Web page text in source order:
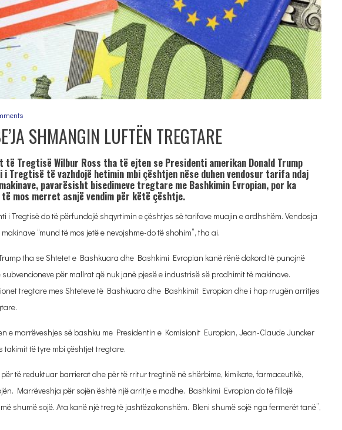
SHMANGIN LUFTËN TREGTARE
Tregtisë Wilbur Ross tha të ejten se Presidenti amerikan Donald Trump
i Tregtisë të vazhdojë hetimin mbi çështjen nëse duhen vendosur tarifa ndaj
pavarësisht bisedimeve tregtare me Bashkimin Evropian, por ka
mos merret asnjë vendim për këtë çështje.
i Tregtisë do të përfundojë shqyrtimin e çështjes së tarifave muajin e ardhshëm. Vendosja
“mund të mos jetë e nevojshme-do të shohim”, tha ai.
tha se Shtetet e Bashkuara dhe Bashkimi Evropian kanë rënë dakord të punojnë
për mallrat që nuk janë pjesë e industrisë së prodhimit të makinave.
tregtare mes Shteteve të Bashkuara dhe Bashkimit Evropian dhe i hap rrugën arritjes
e marrëveshjes së bashku me Presidentin e Komisionit Europian, Jean-Claude Juncker
të tyre mbi çështjet tregtare.
të reduktuar barrierat dhe për të rritur tregtinë në shërbime, kimikate, farmaceutikë,
Marrëveshja për sojën është një arritje e madhe. Bashkimi Evropian do të fillojë
shumë sojë. Ata kanë një treg të jashtëzakonshëm. Bleni shumë sojë nga fermerët tanë”,